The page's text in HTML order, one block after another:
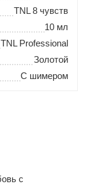
TNL 8 чувств
10 мл
TNL Professional
Золотой
С шимером
с